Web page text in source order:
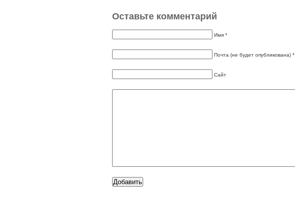
Оставьте комментарий
Имя *
Почта (не будет опубликована) *
Сайт